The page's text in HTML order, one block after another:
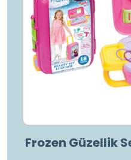
Frozen Güzellik